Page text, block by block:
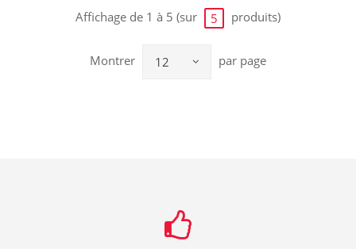
Affichage de 1 à 5 (sur 5 produits)
Montrer 12 par page